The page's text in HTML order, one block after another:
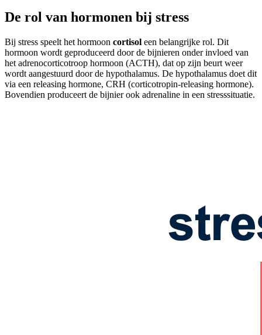
De rol van hormonen bij stress
Bij stress speelt het hormoon cortisol een belangrijke rol. Dit
hormoon wordt geproduceerd door de bijnieren onder invloed van
het adrenocorticotroop hormoon (ACTH), dat op zijn beurt weer
wordt aangestuurd door de hypothalamus. De hypothalamus doet dit
via een releasing hormone, CRH (corticotropin-releasing hormone).
Bovendien produceert de bijnier ook adrenaline in een stresssituatie.